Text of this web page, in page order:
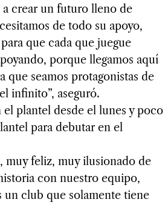
a crear un futuro lleno de
de todo su apoyo,
que cada que juegue
porque llegamos aquí
que seamos protagonistas de
infinito”, aseguró.
plantel desde el lunes y poco
para debutar en el
muy feliz, muy ilusionado de
con nuestro equipo,
un club que solamente tiene